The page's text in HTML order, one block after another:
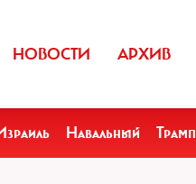
НОВОСТИ АРХИВ
Навальный Трамп